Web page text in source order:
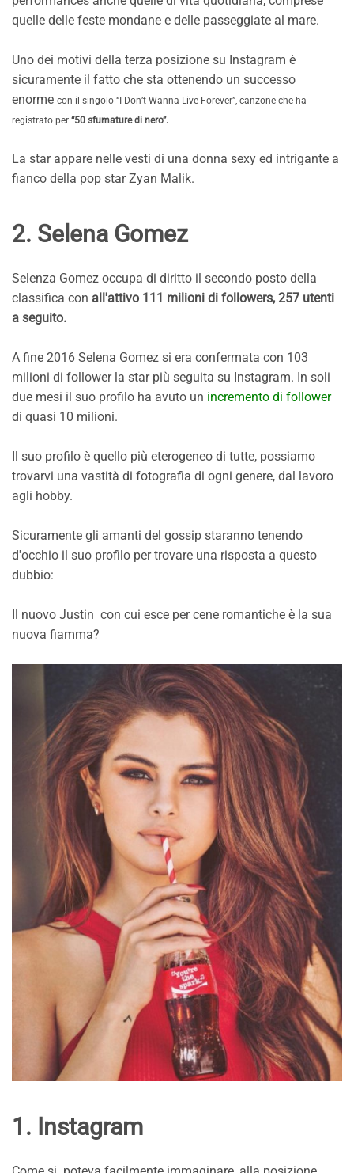
quelle delle feste mondane e delle passeggiate al mare.
Uno dei motivi della terza posizione su Instagram è
sicuramente il fatto che sta ottenendo un successo
enorme con il singolo “I Don’t Wanna Live Forever”, canzone che ha
registrato per “50 sfumature di nero”.
La star appare nelle vesti di una donna sexy ed intrigante a
fianco della pop star Zyan Malik.
2. Selena Gomez
Selenza Gomez occupa di diritto il secondo posto della
classifica con all'attivo 111 milioni di followers, 257 utenti
a seguito.
A fine 2016 Selena Gomez si era confermata con 103
milioni di follower la star più seguita su Instagram. In soli
due mesi il suo profilo ha avuto un incremento di follower
di quasi 10 milioni.
Il suo profilo è quello più eterogeneo di tutte, possiamo
trovarvi una vastità di fotografia di ogni genere, dal lavoro
agli hobby.
Sicuramente gli amanti del gossip staranno tenendo
d'occhio il suo profilo per trovare una risposta a questo
dubbio:
Il nuovo Justin con cui esce per cene romantiche è la sua
nuova fiamma?
1. Instagram